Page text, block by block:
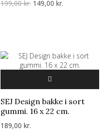
199,00 kr. 149,00 kr.
SEJ Design bakke i sort
gummi. 16 x 22 cm.
189,00 kr.